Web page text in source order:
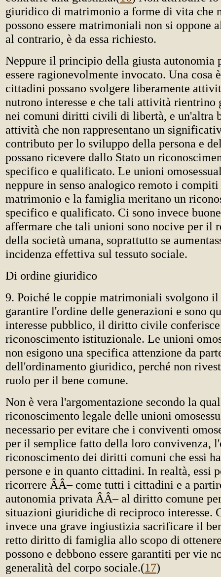
giuridico di matrimonio a forme di vita che
possono essere matrimoniali non si oppone
al contrario, è da essa richiesto.
Neppure il principio della giusta autonomia
essere ragionevolmente invocato. Una cosa
cittadini possano svolgere liberamente
nutrono interesse e che tali attività rientrino
nei comuni diritti civili di libertà, e un'altra
attività che non rappresentano un
contributo per lo sviluppo della persona e
possano ricevere dallo Stato un
specifico e qualificato. Le unioni
neppure in senso analogico remoto i
matrimonio e la famiglia meritano un
specifico e qualificato. Ci sono invece
affermare che tali unioni sono nocive per il
della società umana, soprattutto se
incidenza effettiva sul tessuto sociale.
Di ordine giuridico
9. Poiché le coppie matrimoniali svolgono
garantire l'ordine delle generazioni e sono
interesse pubblico, il diritto civile
riconoscimento istituzionale. Le unioni
non esigono una specifica attenzione da
dell'ordinamento giuridico, perché non
ruolo per il bene comune.
Non è vera l'argomentazione secondo la
riconoscimento legale delle unioni
necessario per evitare che i conviventi
per il semplice fatto della loro convivenza,
riconoscimento dei diritti comuni che essi
persone e in quanto cittadini. In realtà, essi
ricorrere ÂÂ– come tutti i cittadini e a
autonomia privata ÂÂ– al diritto comune
situazioni giuridiche di reciproco interesse.
invece una grave ingiustizia sacrificare il
retto diritto di famiglia allo scopo di
possono e debbono essere garantiti per vie
generalità del corpo sociale.(17)